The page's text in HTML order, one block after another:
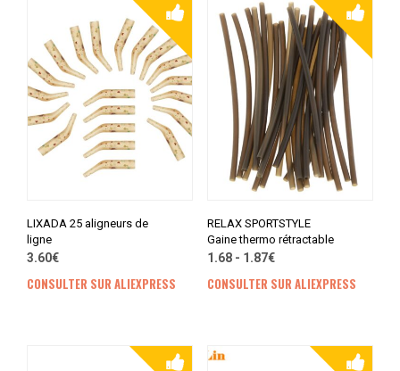
LIXADA 25 aligneurs de
ligne
3.60€
CONSULTER SUR ALIEXPRESS
RELAX SPORTSTYLE
Gaine thermo rétractable
1.68 - 1.87€
CONSULTER SUR ALIEXPRESS